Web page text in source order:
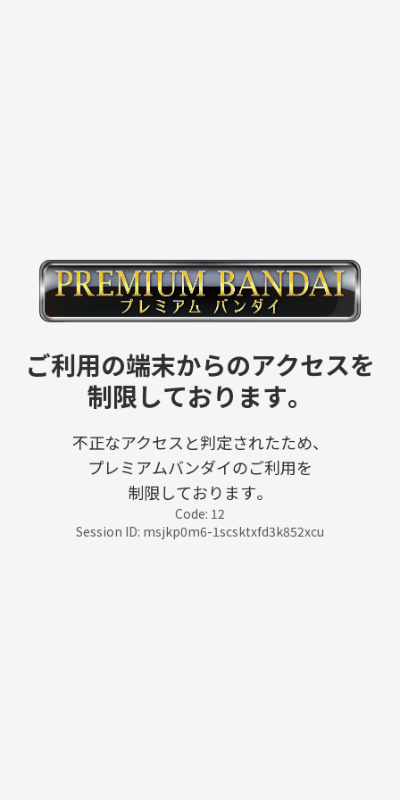
ご利用の端末からのアクセスを
制限しております。
不正なアクセスと判定されたため、
プレミアムバンダイのご利用を
制限しております。
Code: 12
Session ID: msjkp0m6-1scsktxfd3k852xcu